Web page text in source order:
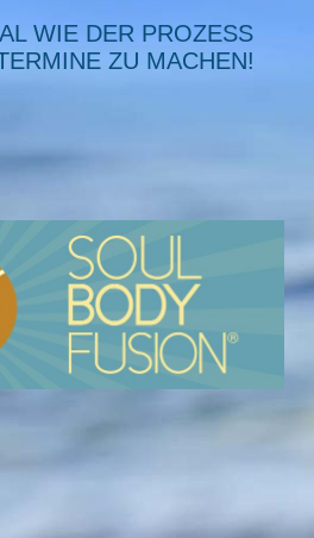
WIE DER PROZESS
ZU MACHEN!